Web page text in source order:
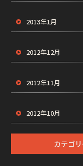
2013年1月
2012年12月
2012年11月
2012年10月
カテゴ